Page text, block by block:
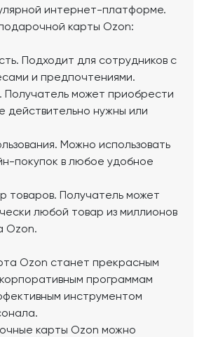
интернет-платформе.
карты Ozon:
Подходит для сотрудников с
и предпочтениями.
Получатель может приобрести
действительно нужны или
Можно использовать
покупок в любое удобное
товаров. Получатель может
любой товар из миллионов
Ozon.
Ozon станет прекрасным
программам
инструментом
карты Ozon можно